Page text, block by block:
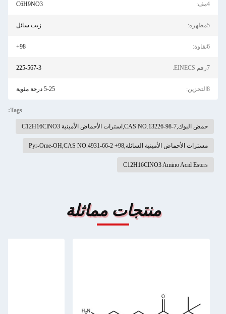
4مف: C6H9NO3
5مظهره: زيت سائل
6نقاوة: 98+
7رقم EINECS: 225-567-3
8التخزين: 5-25 درجة مئوية
Tags:
حمض البوك,CAS NO.13226-98-7,استرات الأحماض الأمينية C12H16ClNO3
مسترات الأحماض الأمينية السائلة,98+ Pyr-Ome-OH,CAS NO.4931-66-2
C12H16ClNO3 Amino Acid Esters
منتجات مماثلة